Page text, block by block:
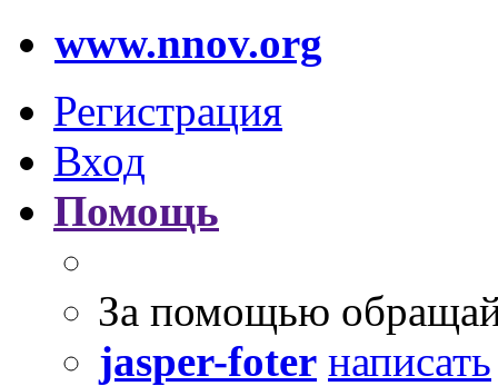
www.nnov.org
Регистрация
Вход
Помощь
За помощью
jasper-foter написать